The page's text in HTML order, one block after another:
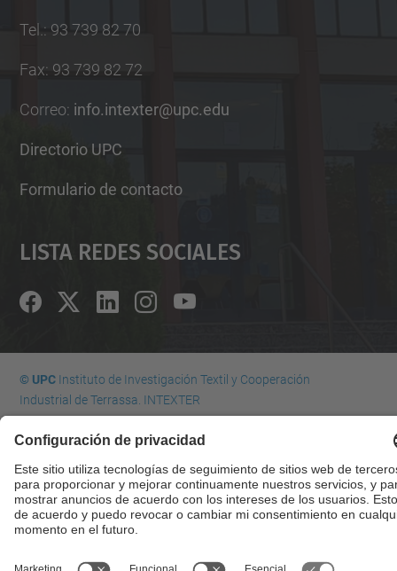
Tel. : 93 739 82 70
Fax: 93 739 82 72
Correo: info.intexter@upc.edu
Directorio UPC
Formulario de contacto
Lista Redes Sociales
© UPCInstituto de Investigación Textil y Cooperación
Industrial de Terrassa. INTEXTER
Mapa del Sitio
Accesibilidad
Aviso legal
Configuración de privacidad